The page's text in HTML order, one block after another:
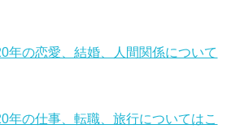
年の恋愛、結婚、人間関係について
年の仕事、転職、旅行についてはこ